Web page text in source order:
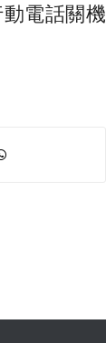
電話關機